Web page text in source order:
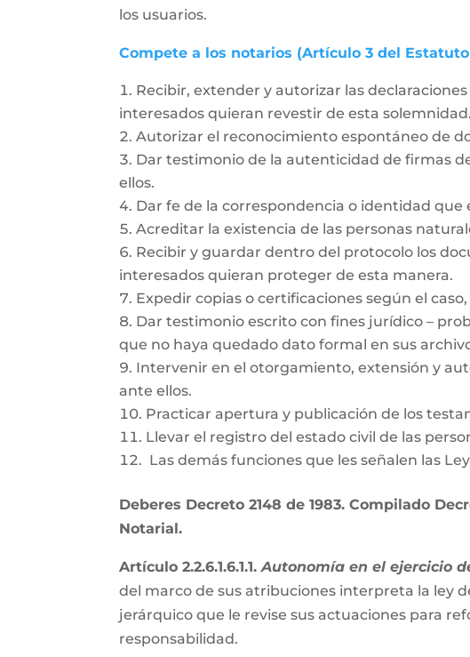
los usuarios.
Compete a los notarios (Artículo 3 del
Recibir, extender y autorizar las
interesados quieran revestir de esta solemnidad.
Autorizar el reconocimiento espontáneo de
Dar testimonio de la autenticidad de firmas
ellos.
Dar fe de la correspondencia o identidad
Acreditar la existencia de las personas
Recibir y guardar dentro del protocolo los
interesados quieran proteger de esta manera.
Expedir copias o certificaciones según el
Dar testimonio escrito con fines jurídico –
que no haya quedado dato formal en sus
Intervenir en el otorgamiento, extensión y
ante ellos.
Practicar apertura y publicación de los
Llevar el registro del estado civil de las
Las demás funciones que les señalen las
Deberes Decreto 2148 de 1983. Compilado
Notarial.
Artículo 2.2.6.1.6.1.1.Autonomía en el ejercicio
del marco de sus atribuciones interpreta la ley
jerárquico que le revise sus actuaciones para
responsabilidad.